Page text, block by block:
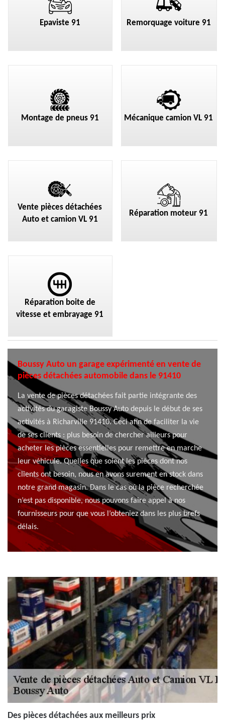
Epaviste 91 Remorquage voiture 91
Montage de pneus 91 Mécanique camion VL 91
Vente pièces détachées
Auto et camion VL 91
Réparation moteur 91
Réparation boite de
vitesse et embrayage 91
Boussy Auto un garage expérimenté en vente de
pièces détachées automobile dans le 91410
La vente de pièces détachées fait partie intégrante des
activités du garagiste Boussy Auto depuis le début de ses
activités à Richarville 91410. Ceci afin de faciliter la vie
de ses clients : plus besoin de chercher ailleurs pour
acheter les pièces essentielles pour remettre en marche
leur véhicule. Quelles que soient les pièces dont nos
clients ont besoin, nous en avons surement en stock dans
notre grand magasin. Dans le cas où la pièce recherchée
n’est pas disponible, nous pouvons faire appel à nos
fournisseurs pour que vous l’obteniez dans les plus brefs
délais.
Des pièces détachées aux meilleurs prix